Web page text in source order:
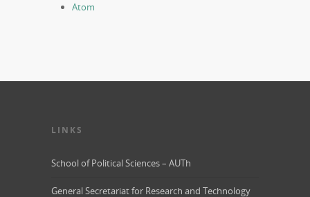
Atom
LINKS
School of Political Sciences – AUTh
General Secretariat for Research and Technology